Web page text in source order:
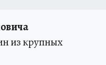
из крупных